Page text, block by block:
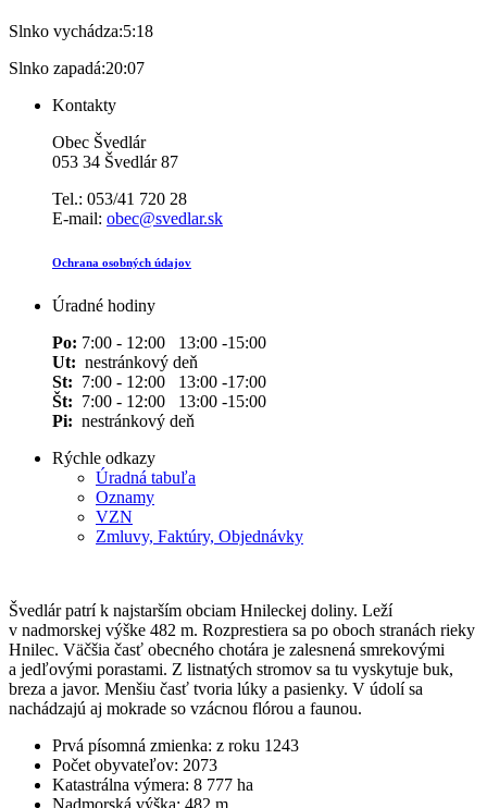
Slnko vychádza:5:18
Slnko zapadá:20:07
Kontakty
Obec Švedlár
053 34 Švedlár 87
Tel.: 053/41 720 28
E-mail: obec@svedlar.sk
Ochrana osobných údajov
Úradné hodiny
Po: 7:00 - 12:00 13:00 -15:00
Ut: nestránkový deň
St: 7:00 - 12:00 13:00 -17:00
Št: 7:00 - 12:00 13:00 -15:00
Pi: nestránkový deň
Rýchle odkazy
Úradná tabuľa
Oznamy
VZN
Zmluvy, Faktúry, Objednávky
Švedlár patrí k najstarším obciam Hnileckej doliny. Leží
v nadmorskej výške 482 m. Rozprestiera sa po oboch stranách rieky
Hnilec. Väčšia časť obecného chotára je zalesnená smrekovými
a jedľovými porastami. Z listnatých stromov sa tu vyskytuje buk,
breza a javor. Menšiu časť tvoria lúky a pasienky. V údolí sa
nachádzajú aj mokrade so vzácnou flórou a faunou.
Prvá písomná zmienka: z roku 1243
Počet obyvateľov: 2073
Katastrálna výmera: 8 777 ha
Nadmorská výška: 482 m